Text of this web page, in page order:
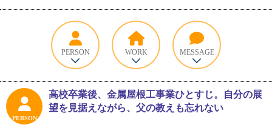
PERSON WORK MESSAGE
PERSON
高校卒業後、金属屋根工事業ひとすじ。自分の展
望を見据えながら、父の教えも忘れない